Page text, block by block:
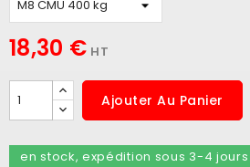
18,30 € HT
Ajouter Au Panier
en stock, expédition sous 3-4 jours